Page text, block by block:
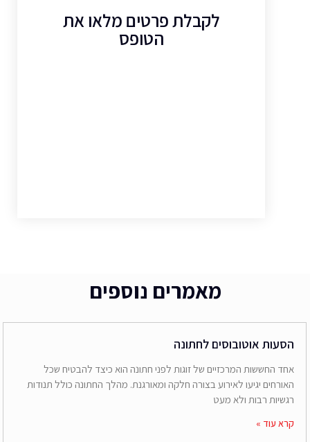
לקבלת פרטים מלאו את
הטופס
מאמרים נוספים
הסעות אוטובוסים לחתונה
אחד החששות המרכזיים של זוגות לפני חתונה הוא כיצד להבטיח שכל
האורחים יגיעו לאירוע בצורה חלקה ומאורגנת. מהלך החתונה כולל תנודות
רגשיות רבות ולא מעט
קרא עוד »